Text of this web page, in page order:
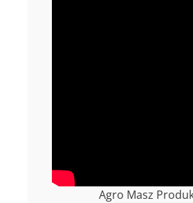
Agro Masz